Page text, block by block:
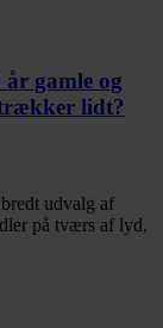
gamle og
lidt?
udvalg af
på tværs af lyd,